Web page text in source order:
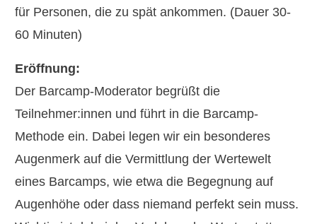
für Personen, die zu spät ankommen. (Dauer 30-
60 Minuten)
Eröffnung:
Der Barcamp-Moderator begrüßt die
Teilnehmer:innen und führt in die Barcamp-
Methode ein. Dabei legen wir ein besonderes
Augenmerk auf die Vermittlung der Wertewelt
eines Barcamps, wie etwa die Begegnung auf
Augenhöhe oder dass niemand perfekt sein muss.